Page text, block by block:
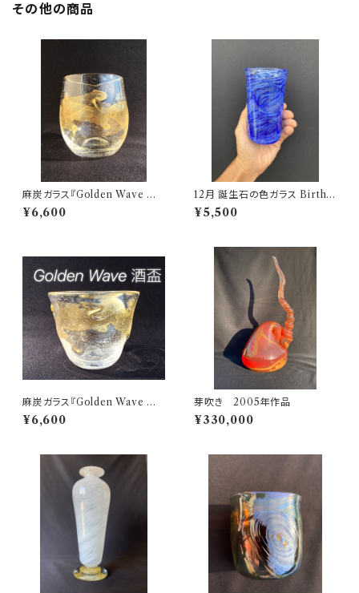
その他の商品
麻炭ガラス『Golden Wave ウ
イスキーグラス(ヒマラヤ産原種
麻炭使用）』
¥6,600
12月 誕生石の色ガラス BirthSt
one in Color Glass ★受注制
作★桐箱入り
¥5,500
麻炭ガラス『Golden Wave 酒
盃(ヒマラヤ産原種 麻炭使用)』
受注制作
¥6,600
芽吹き 2005年作品
¥330,000